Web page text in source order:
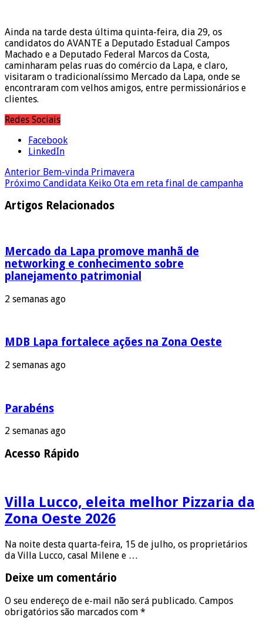
Ainda na tarde desta última quinta-feira, dia 29, os
candidatos do AVANTE a Deputado Estadual Campos
Machado e a Deputado Federal Marcos da Costa,
caminharam pelas ruas do comércio da Lapa, e claro,
visitaram o tradicionalíssimo Mercado da Lapa, onde se
encontraram com velhos amigos, entre permissionários e
clientes.
Redes Sociais
Facebook
LinkedIn
Anterior Bem-vinda Primavera
Próximo Candidata Keiko Ota em reta final de campanha
Artigos Relacionados
Mercado da Lapa promove manhã de
networking e conhecimento sobre
planejamento patrimonial
2 semanas ago
MDB Lapa fortalece ações na Zona Oeste
2 semanas ago
Parabéns
2 semanas ago
Acesso Rápido
Villa Lucco, eleita melhor Pizzaria da
Zona Oeste 2026
Na noite desta quarta-feira, 15 de julho, os proprietários
da Villa Lucco, casal Milene e …
Deixe um comentário
O seu endereço de e-mail não será publicado. Campos
obrigatórios são marcados com *